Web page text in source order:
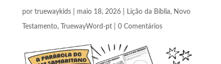
por truewaykids| maio 18, 2026| Lição da Bíblia, Novo
Testamento, TruewayWord-pt| 0 Comentários